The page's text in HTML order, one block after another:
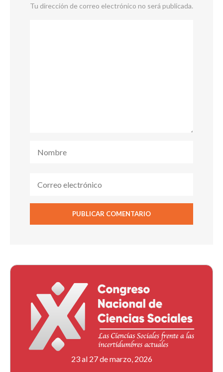
Tu dirección de correo electrónico no será publicada.
23 al 27 de marzo, 2026